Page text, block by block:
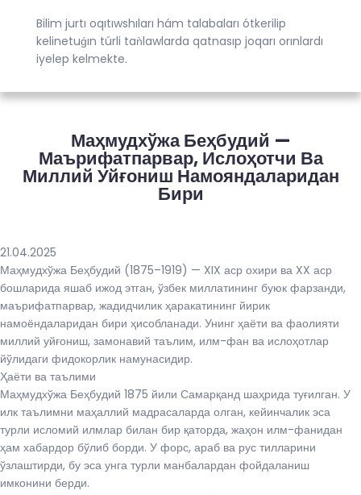
Bilim jurtı oqıtıwshıları hám talabaları ótkerilip
kelinetuǵın túrli taǹlawlarda qatnasıp joqarı orınlardı
iyelep kelmekte.
Маҳмудхўжа Беҳбудий —
Маърифатпарвар, Ислоҳотчи Ва
Миллий Уйғониш Намояндаларидан
Бири
21.04.2025
Маҳмудхўжа Беҳбудий (1875–1919) — XIX аср охири ва XX аср
бошларида яшаб ижод этган, ўзбек миллатининг буюк фарзанди,
маърифатпарвар, жадидчилик ҳаракатининг йирик
намоёндаларидан бири ҳисобланади. Унинг ҳаёти ва фаолияти
миллий уйғониш, замонавий таълим, илм-фан ва ислоҳотлар
йўлидаги фидокорлик намунасидир.
Ҳаёти ва таълими
Маҳмудхўжа Беҳбудий 1875 йили Самарқанд шаҳрида туғилган. У
илк таълимни маҳаллий мадрасаларда олган, кейинчалик эса
турли исломий илмлар билан бир қаторда, жаҳон илм-фанидан
ҳам хабардор бўлиб борди. У форс, араб ва рус тилларини
ўзлаштирди, бу эса унга турли манбалардан фойдаланиш
имконини берди.